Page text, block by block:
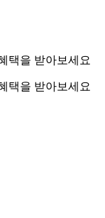
택을 받아보세요
택을 받아보세요